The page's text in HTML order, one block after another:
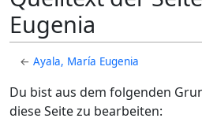
Eugenia
←Ayala, María Eugenia
Du bist aus dem folgenden
diese Seite zu bearbeiten: